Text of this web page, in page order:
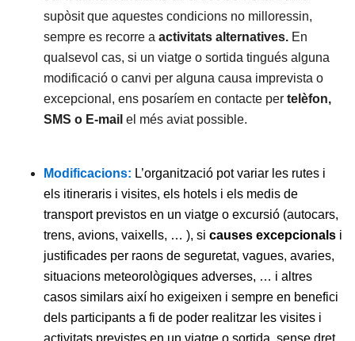
supòsit que aquestes condicions no milloressin,
sempre es recorre a activitats alternatives. En
qualsevol cas, si un viatge o sortida tingués alguna
modificació o canvi per alguna causa imprevista o
excepcional, ens posaríem en contacte per telèfon,
SMS o E-mail el més aviat possible.
Modificacions: L’organització pot variar les rutes i
els itineraris i visites, els hotels i els medis de
transport previstos en un viatge o excursió (autocars,
trens, avions, vaixells, … ), si causes excepcionals i
justificades per raons de seguretat, vagues, avaries,
situacions meteorològiques adverses, … i altres
casos similars així ho exigeixen i sempre en benefici
dels participants a fi de poder realitzar les visites i
activitats previstes en un viatge o sortida, sense dret